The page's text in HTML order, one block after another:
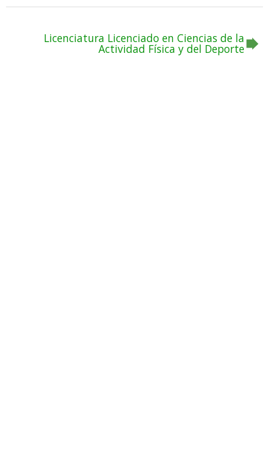
Licenciatura Licenciado en Ciencias de la
Actividad Física y del Deporte